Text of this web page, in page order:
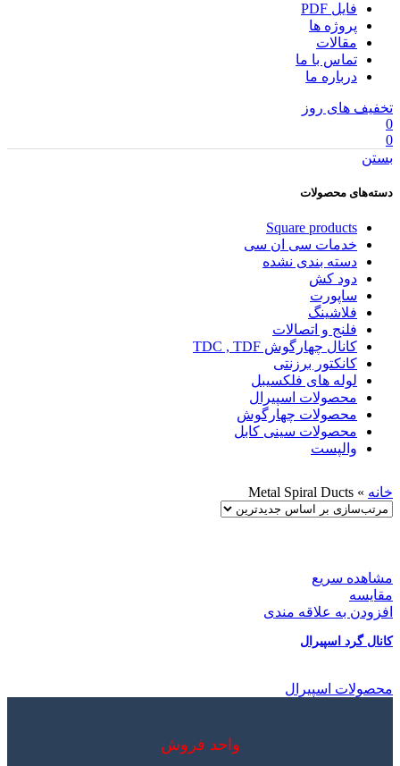
فایل PDF
پروژه ها
مقالات
تماس با ما
درباره ما
تخفیف های روز
0
0
بستن
دسته‌های محصولات
Square products
خدمات سی ان سی
دسته بندی نشده
دود کش
ساپورت
فلاشینگ
فلنج و اتصالات
کانال چهارگوش TDC , TDF
کانکتور برزنتی
لوله های فلکسیبل
محصولات اسپیرال
محصولات چهارگوش
محصولات سینی کابل
والپست
خانه »
Metal Spiral Ducts
مشاهده سریع
مقایسه
افزودن به علاقه مندی
کانال گرد اسپیرال
محصولات اسپیرال
واحد فروش